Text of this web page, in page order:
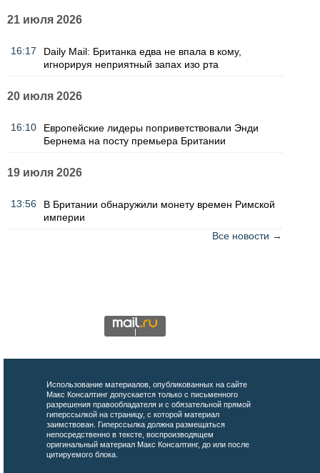
21 июля 2026
16:17
Daily Mail: Британка едва не впала в кому,
игнорируя неприятный запах изо рта
20 июля 2026
16:10
Европейские лидеры поприветствовали Энди
Бернема на посту премьера Британии
19 июля 2026
13:56
В Британии обнаружили монету времен Римской
империи
Все новости →
Использование материалов, опубликованных на сайте
Макс Консалтинг допускается только с письменного
разрешения правообладателя и с обязательной прямой
гиперссылкой на страницу, с которой материал
заимствован. Гиперссылка должна размещаться
непосредственно в тексте, воспроизводящем
оригинальный материал Макс Консалтинг, до или после
цитируемого блока.